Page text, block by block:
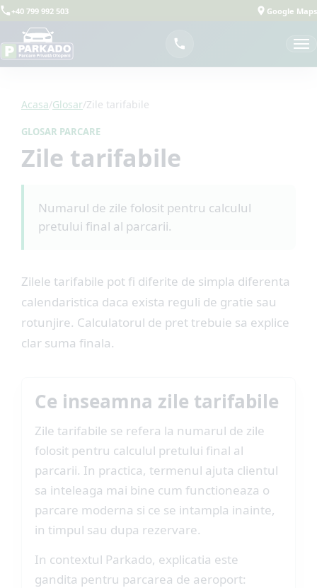
+40 799 992 503 Google Maps
Acasa/Glosar/Zile tarifabile
GLOSAR PARCARE
Zile tarifabile
Numarul de zile folosit pentru calculul
pretului final al parcarii.
Zilele tarifabile pot fi diferite de simpla diferenta
calendaristica daca exista reguli de gratie sau
rotunjire. Calculatorul de pret trebuie sa explice
clar suma finala.
Ce inseamna zile tarifabile
Zile tarifabile se refera la numarul de zile
folosit pentru calculul pretului final al
parcarii. In practica, termenul ajuta clientul
sa inteleaga mai bine cum functioneaza o
parcare moderna si ce se intampla inainte,
in timpul sau dupa rezervare.
In contextul Parkado, explicatia este
gandita pentru parcarea de aeroport: